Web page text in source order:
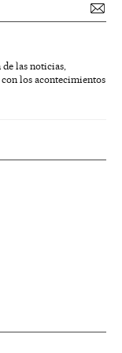
de las noticias,
los acontecimientos